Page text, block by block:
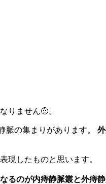
りません🤨。
の集まりがあります。
現したものと思います。
るのが内痔静脈叢と外痔